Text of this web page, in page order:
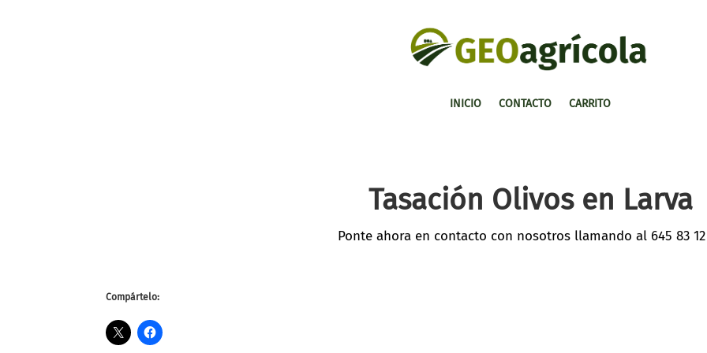
INICIO CONTACTO CARRITO
Tasación Olivos en Larva​
Ponte ahora en contacto con nosotros llamando al 645 83
Compártelo: